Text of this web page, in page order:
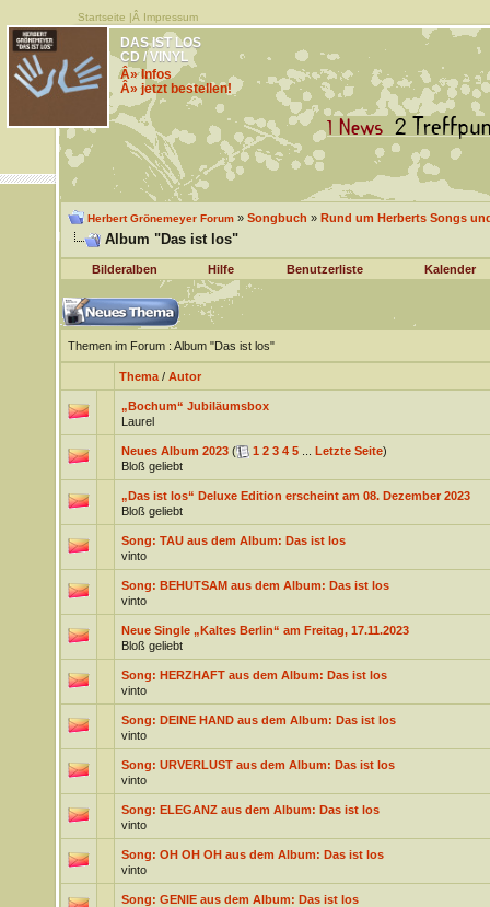
Startseite |Â Impressum
DAS IST LOS
CD / VINYL
Â» Infos
Â» jetzt bestellen!
Herbert Grönemeyer Forum» Songbuch » Rund um Herberts Songs
Album "Das ist los"
Bilderalben Hilfe Benutzerliste Kalender
Themen im Forum: Album "Das ist los"
Thema/ Autor
„Bochum“ Jubiläumsbox
Laurel
Neues Album 2023 ( 1 2 3 4 5... Letzte Seite)
Bloß geliebt
„Das ist los“ Deluxe Edition erscheint am 08. Dezember 2023
Bloß geliebt
Song: TAU aus dem Album: Das ist los
vinto
Song: BEHUTSAM aus dem Album: Das ist los
vinto
Neue Single „Kaltes Berlin“ am Freitag, 17.11.2023
Bloß geliebt
Song: HERZHAFT aus dem Album: Das ist los
vinto
Song: DEINE HAND aus dem Album: Das ist los
vinto
Song: URVERLUST aus dem Album: Das ist los
vinto
Song: ELEGANZ aus dem Album: Das ist los
vinto
Song: OH OH OH aus dem Album: Das ist los
vinto
Song: GENIE aus dem Album: Das ist los